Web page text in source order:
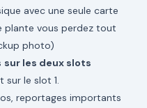
avec une seule carte
plante vous perdez tout
photo)
sur les deux slots
sur le slot 1.
reportages importants